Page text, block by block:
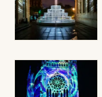
57 - Moselle